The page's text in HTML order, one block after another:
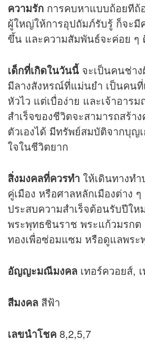
ความรัก การคบหาแบบถ้อยทีถ้
ผู้ใหญ่ให้การอุปถัมภ์รับรู้ ก็จะมี
ขึ้น และความสัมพันธ์จะค่อย ๆ
เด็กที่เกิดในวันนี้ จะเป็นคนช่า
มีลางสังหรณ์ที่แม่นยำ เป็นคน
หัวไว แต่เบื่อง่าย และเจ้าอาร
สำเร็จของชีวิตจะสามารถสร้า
ตัวเองได้ มีทรัพย์สมบัติจากบุญ
ใจในชีวิตยาก
สิ่งมงคลที่ควรทำ ให้เดินทางท
คู่เมือง หรือศาลหลักเมืองต่าง
ประสบความสำเร็จต้อนรับปีให
พระพุทธชินราช พระแก้วมรกต
ทองเพื่อซ่อมแซม หรือดูแลพระ
อัญญะมณีมงคล เทอร์ควอยส์,
สีมงคล สีฟ้า
เลขนำโชค 8,2,5,7